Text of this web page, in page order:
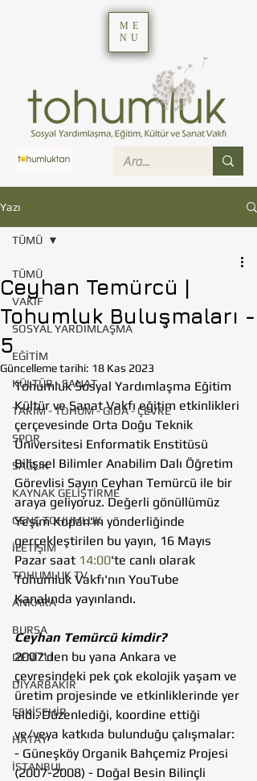
ME
NU
Yazı
TÜMÜ
VAKIF
SOSYAL YARDIMLAŞMA
EĞİTİM
KÜLTÜR - SANAT
TARIM - TOHUM - GIDA - ÇEVRE
SPOR
SAĞLIK
KAYNAK GELİŞTİRME
GENÇ TOHUMLUK
İLETİŞİM
TOHUMLUK TV
ANKARA
BURSA
DENİZLİ
DİYARBAKIR
ESKİŞEHİR
HATAY
İSTANBUL
TÜMÜ
Ceyhan Temürcü |
Tohumluk Buluşmaları -
5
Güncelleme tarihi: 18 Kas 2023
Tohumluk Sosyal Yardımlaşma Eğitim
Kültür ve Sanat Vakfı eğitim etkinlikleri
çerçevesinde Orta Doğu Teknik
Üniversitesi Enformatik Enstitüsü
Bilişsel Bilimler Anabilim Dalı Öğretim
Görevlisi Sayın Ceyhan Temürcü ile bir
araya geliyoruz. Değerli gönüllümüz
Yeşim Kopan'ın yönderliğinde
gerçekleştirilen bu yayın, 16 Mayıs
Pazar saat 14:00​​'te canlı olarak
Tohumluk Vakfı'nın YouTube
Kanalında yayınlandı.
Ceyhan Temürcü kimdir?
2007'den bu yana Ankara ve
çevresindeki pek çok ekolojik yaşam ve
üretim projesinde ve etkinliklerinde yer
aldı. Düzenlediği, koordine ettiği
ve/veya katkıda bulunduğu çalışmalar:
- Güneşköy Organik Bahçemiz Projesi
(2007-2008) - Doğal Besin Bilinçli